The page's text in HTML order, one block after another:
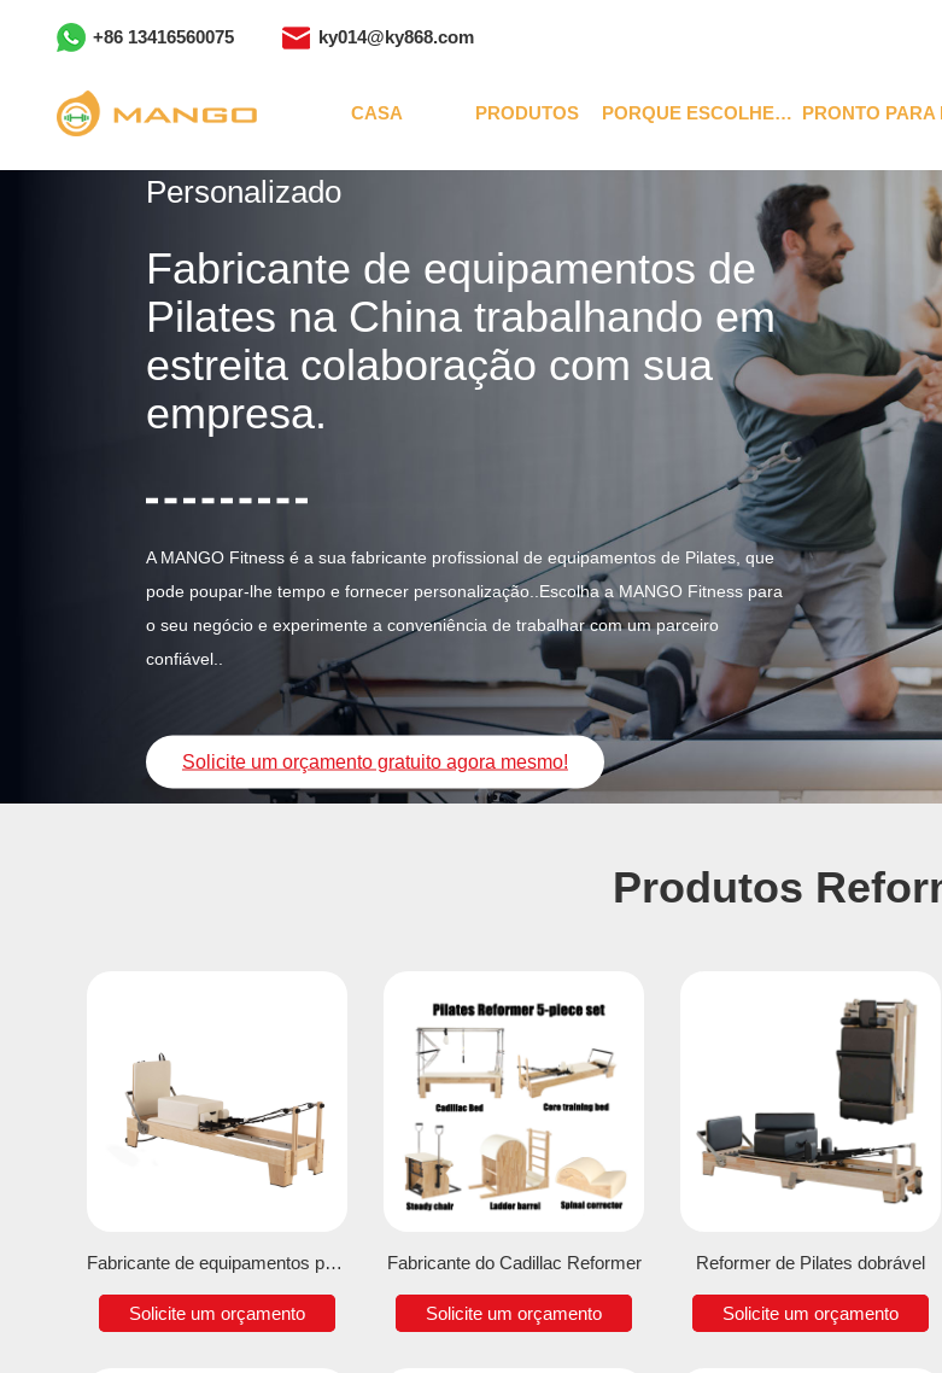
+86 13416560075 ky014@ky868.com
CASA PRODUTOS PORQUE ESCOLHER-NOS
Personalizado
Fabricante de equipamentos de
Pilates na China trabalhando em
estreita colaboração com sua
empresa.
A MANGO Fitness é a sua fabricante profissional de equipamentos de Pilates, que
pode poupar-lhe tempo e fornecer personalização..Escolha a MANGO Fitness para
o seu negócio e experimente a conveniência de trabalhar com um parceiro
confiável..
Solicite um orçamento gratuito agora mesmo!
Produtos
Fabricante de equipamentos para estúdio de Pilates
Solicite um orçamento
Fabricante do Cadillac Reformer
Solicite um orçamento
Reformer de Pilates dobrável
Solicite um orçamento